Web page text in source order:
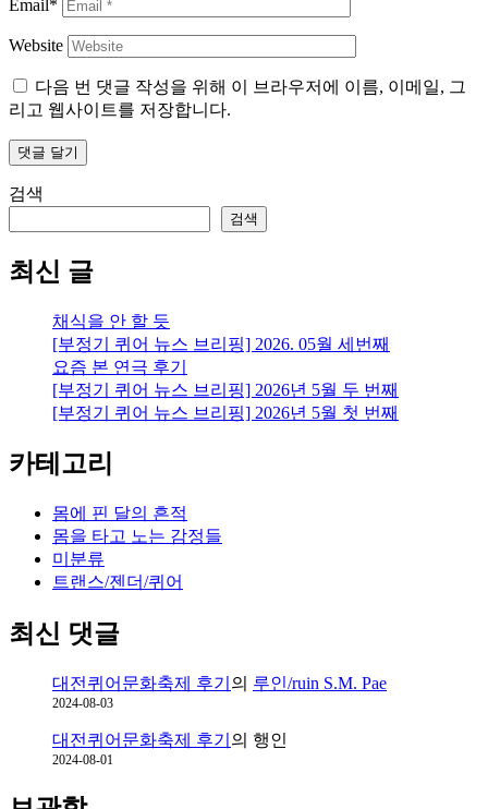
Email*
Website
다음 번 댓글 작성을 위해 이 브라우저에 이름, 이메일, 그
리고 웹사이트를 저장합니다.
검색
검색
최신 글
채식을 안 할 듯
[부정기 퀴어 뉴스 브리핑] 2026. 05월 세번째
요즘 본 연극 후기
[부정기 퀴어 뉴스 브리핑] 2026년 5월 두 번째
[부정기 퀴어 뉴스 브리핑] 2026년 5월 첫 번째
카테고리
몸에 핀 달의 흔적
몸을 타고 노는 감정들
미분류
트랜스/젠더/퀴어
최신 댓글
대전퀴어문화축제 후기 의 루인/ruin S.M. Pae
2024-08-03
대전퀴어문화축제 후기 의 행인
2024-08-01